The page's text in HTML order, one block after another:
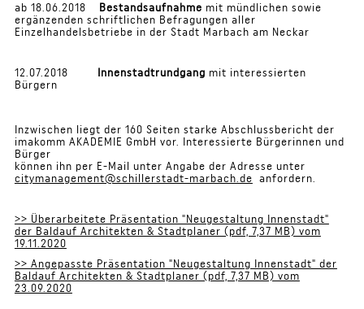
ab 18.06.2018 Bestandsaufnahme mit mündlichen sowie
ergänzenden schriftlichen Befragungen aller
Einzelhandelsbetriebe in der Stadt Marbach am Neckar
12.07.2018 Innenstadtrundgang mit interessierten
Bürgern
Inzwischen liegt der 160 Seiten starke Abschlussbericht der
imakomm AKADEMIE GmbH vor. Interessierte Bürgerinnen und
Bürger
können ihn per E-Mail unter Angabe der Adresse unter
citymanagement@schillerstadt-marbach.de anfordern.
>> Überarbeitete Präsentation "Neugestaltung Innenstadt"
der Baldauf Architekten & Stadtplaner (pdf, 7,37 MB) vom
19.11.2020
>> Angepasste Präsentation "Neugestaltung Innenstadt" der
Baldauf Architekten & Stadtplaner (pdf, 7,37 MB) vom
23.09.2020